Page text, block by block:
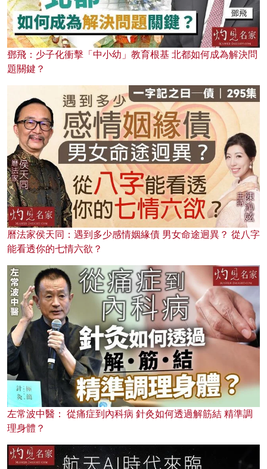
鄧飛：少子化衝擊「中小幼」教育根基 北都如何成為解決問
題關鍵？
曆法家侯天同：遇到多少感情姻緣債 男女命途迥異？ 從八字
能看透你的七情六欲？
左常波中醫： 從痛症到內科病 針灸如何透過解筋結 精準調
理身體？